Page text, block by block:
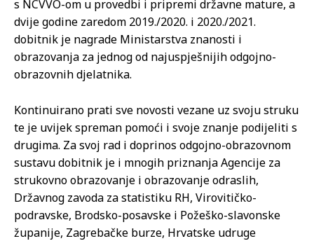
s NCVVO-om u provedbi i pripremi državne mature, a
dvije godine zaredom 2019./2020. i 2020./2021.
dobitnik je nagrade Ministarstva znanosti i
obrazovanja za jednog od najuspješnijih odgojno-
obrazovnih djelatnika.
Kontinuirano prati sve novosti vezane uz svoju struku
te je uvijek spreman pomoći i svoje znanje podijeliti s
drugima. Za svoj rad i doprinos odgojno-obrazovnom
sustavu dobitnik je i mnogih priznanja Agencije za
strukovno obrazovanje i obrazovanje odraslih,
Državnog zavoda za statistiku RH, Virovitičko-
podravske, Brodsko-posavske i Požeško-slavonske
županije, Zagrebačke burze, Hrvatske udruge